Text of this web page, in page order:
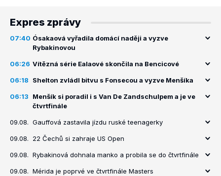
Expres zprávy
07:40 Ósakaová vyřadila domácí naději a vyzve
Rybakinovou
06:26 Vítězná série Ealaové skončila na Bencicové
06:18 Shelton zvládl bitvu s Fonsecou a vyzve Menšíka
06:13
Menšík si poradil i s Van De Zandschulpem a je ve
čtvrtfinále
09.08. Gauffová zastavila jízdu ruské teenagerky
09.08. 22 Čechů si zahraje US Open
09.08. Rybakinová dohnala manko a probila se do čtvrtfinále
09.08. Mérida je poprvé ve čtvrtfinále Masters